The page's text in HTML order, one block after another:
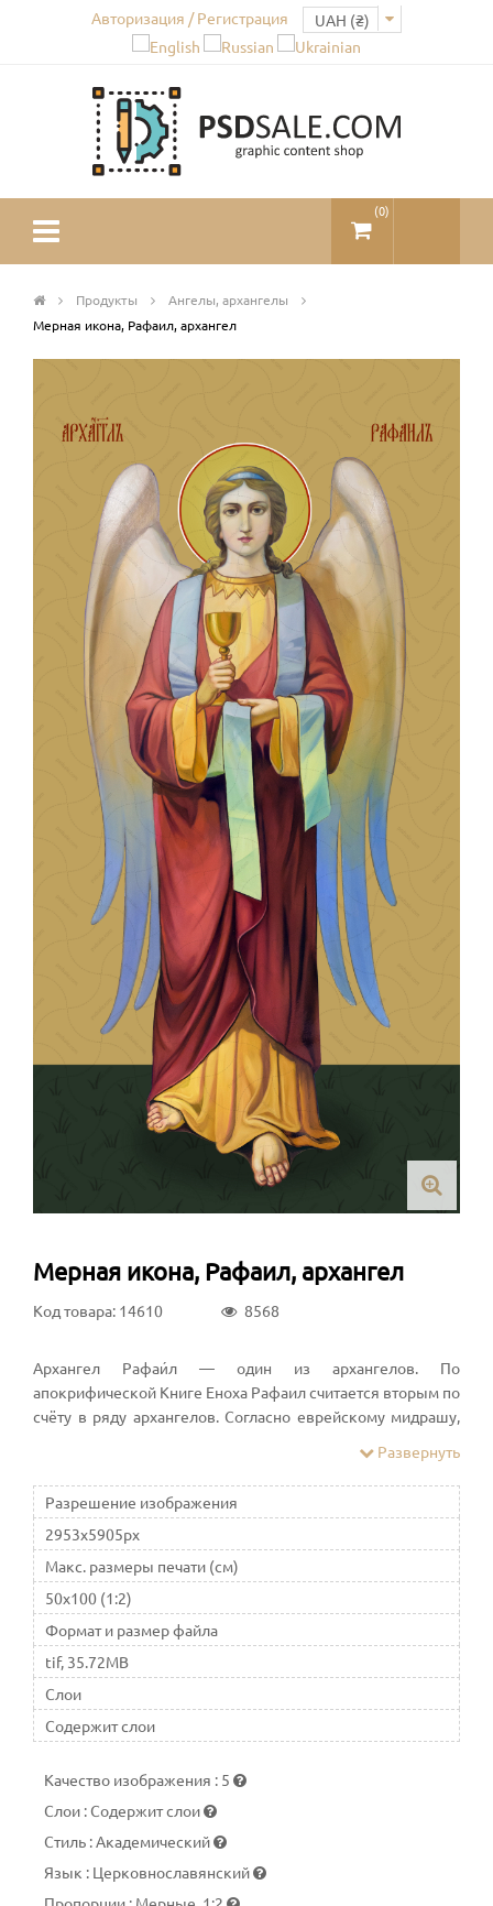
Авторизация / Регистрация
(0)
Продукты
Ангелы, архангелы
Мерная икона, Рафаил, архангел
Мерная икона, Рафаил, архангел
Код товара: 14610 8568
Архангел Рафаи́л — один из архангелов. По
апокрифической Книге Еноха Рафаил считается вторым по
счёту в ряду архангелов. Согласно еврейскому мидрашу,
Развернуть
Разрешение изображения
2953x5905px
Макс. размеры печати (см)
50x100 (1:2)
Формат и размер файла
tif, 35.72MB
Слои
Содержит слои
Качество изображения : 5
Слои :Содержит слои
Стиль : Академический
Язык : Церковнославянский